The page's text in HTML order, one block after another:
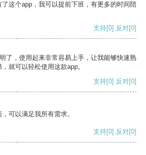
这个app，我可以提前下班，有更多的时间陪
支持[0] 反对[0]
了，使用起来非常容易上手，让我能够快速熟
就可以轻松使用这款app。
支持[0] 反对[0]
可以满足我所有需求。
支持[0] 反对[0]